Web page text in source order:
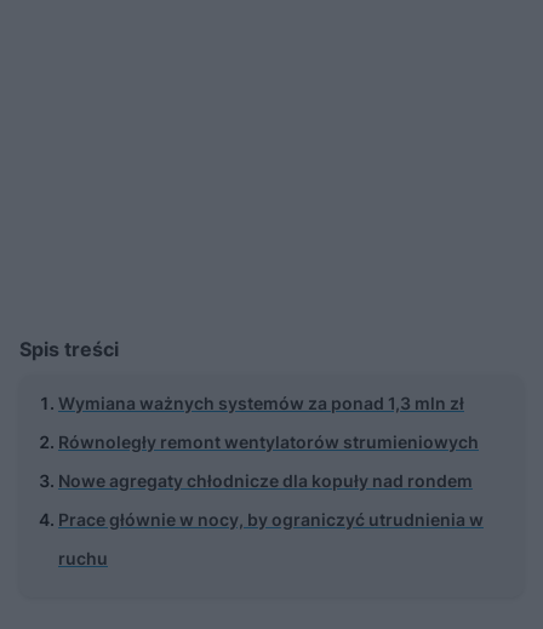
Spis treści
Wymiana ważnych systemów za ponad 1,3 mln zł
Równoległy remont wentylatorów strumieniowych
Nowe agregaty chłodnicze dla kopuły nad rondem
Prace głównie w nocy, by ograniczyć utrudnienia w
ruchu